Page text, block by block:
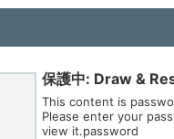
保護中: Draw &
This content is
Please enter your
view it.password